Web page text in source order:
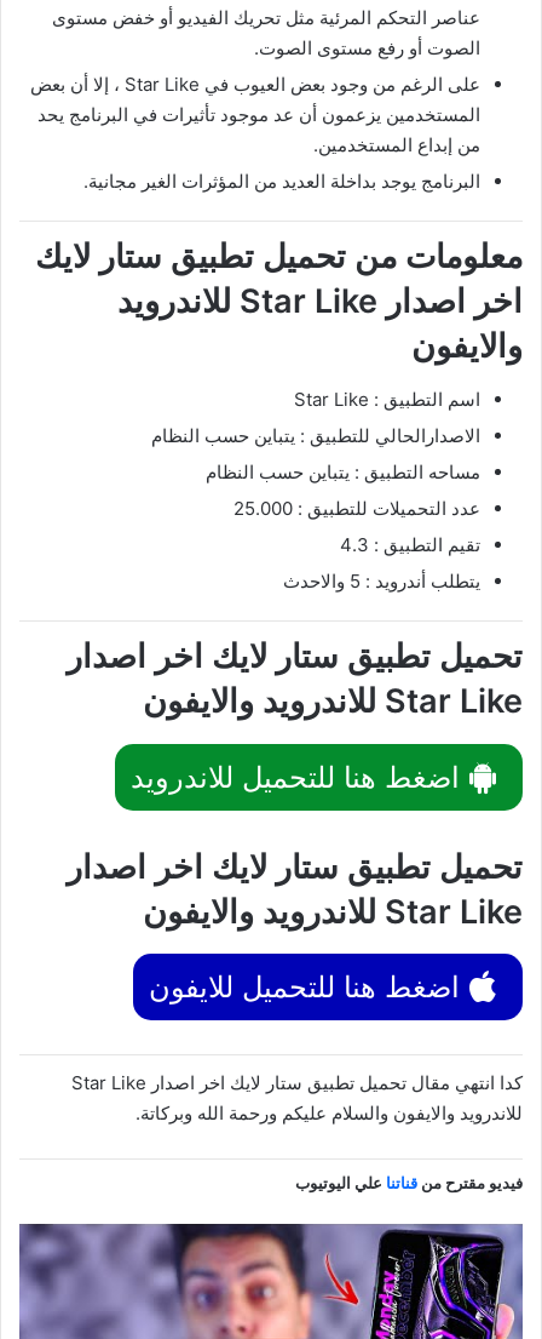
عناصر التحكم المرئية مثل تحريك الفيديو أو خفض مستوى
الصوت أو رفع مستوى الصوت.
على الرغم من وجود بعض العيوب في Star Like ، إلا أن بعض
المستخدمين يزعمون أن عد موجود تأثيرات في البرنامج يحد
من إبداع المستخدمين.
البرنامج يوجد بداخلة العديد من المؤثرات الغير مجانية.
معلومات من تحميل تطبيق ستار لايك
اخر اصدار Star Like للاندرويد
والايفون
اسم التطبيق : Star Like
الاصدارالحالي للتطبيق : يتباين حسب النظام
مساحه التطبيق : يتباين حسب النظام
عدد التحميلات للتطبيق : 25.000
تقيم التطبيق : 4.3
يتطلب أندرويد : 5 والاحدث
تحميل تطبيق ستار لايك اخر اصدار
Star Like للاندرويد والايفون
اضغط هنا للتحميل للاندرويد
تحميل تطبيق ستار لايك اخر اصدار
Star Like للاندرويد والايفون
اضغط هنا للتحميل للايفون
كدا انتهي مقال تحميل تطبيق ستار لايك اخر اصدار Star Like
للاندرويد والايفون والسلام عليكم ورحمة الله وبركاتة.
فيديو مقترح من قناتنا علي اليوتيوب